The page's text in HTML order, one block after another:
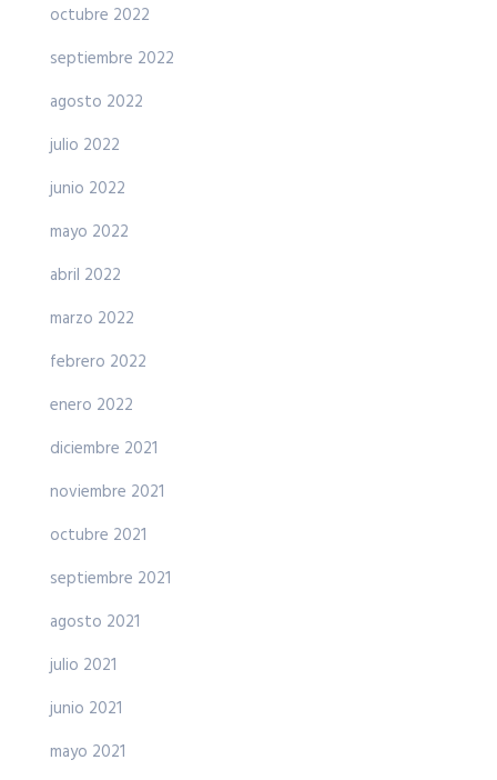
octubre 2022
septiembre 2022
agosto 2022
julio 2022
junio 2022
mayo 2022
abril 2022
marzo 2022
febrero 2022
enero 2022
diciembre 2021
noviembre 2021
octubre 2021
septiembre 2021
agosto 2021
julio 2021
junio 2021
mayo 2021